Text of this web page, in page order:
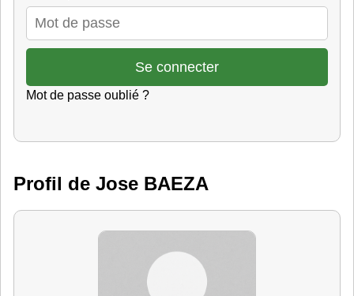
Mot de passe oublié ?
Profil de Jose BAEZA